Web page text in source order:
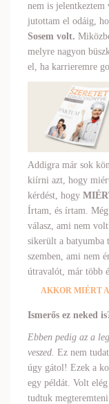
nem is jelentkeztem
jutottam el odáig,
Sosem volt.
melyre nagyon
el, ha karrieremre
Addigra már sok
kiírni azt, hogy
kérdést, hogy
Írtam, és írtam.
válasz, ami nem
sikerült a batyumba
szemben, ami nem
útravalót, már több
AKKOR MIÉRT
Ismerős ez neked
Ebben pedig az a
veszed. Ez nem
úgy gátol! Ezek a
egy példát. Volt
tudtuk